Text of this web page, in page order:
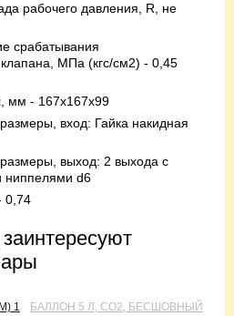
рабочего давления, R, не
срабатывания
МПа (кгс/см2) - 0,45
мм - 167х167х99
вход: Гайка накидная
выход: 2 выхода с
ниппелями d6
0,74
1
БАЛЛОН 5 Л, CO2, БЕСШОВНЫЙ